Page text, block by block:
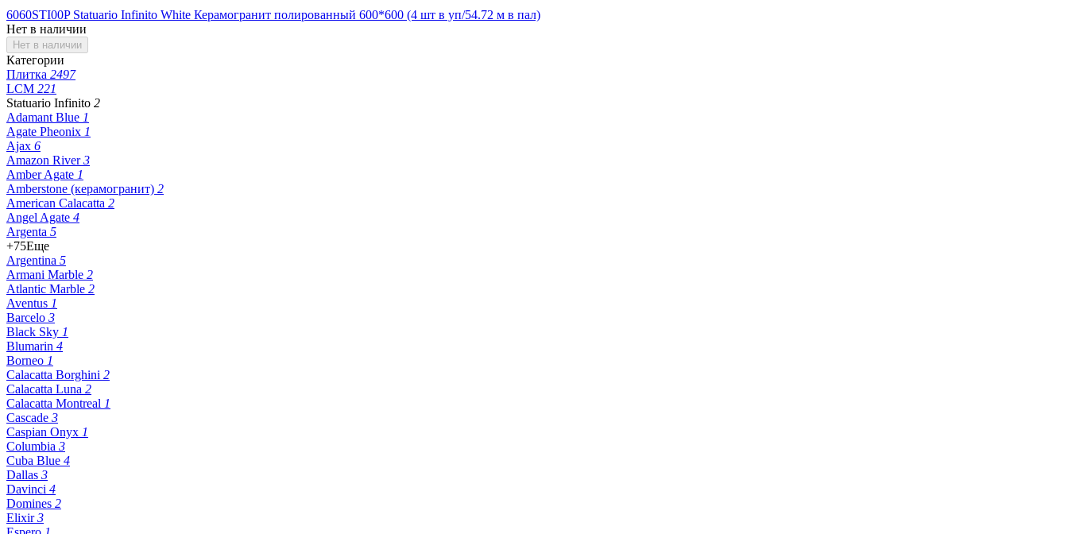
6060STI00P Statuario Infinito White Керамогранит полированный 600*600 (4 шт в уп/54.72 м в пал)
Нет в наличии
Нет в наличии
Категории
Плитка 2497
LCM 221
Statuario Infinito 2
Adamant Blue 1
Agate Pheonix 1
Ajax 6
Amazon River3
Amber Agate 1
Amberstone (керамогранит) 2
American Calacatta 2
Angel Agate 4
Argenta 5
+75Еще
Argentina 5
Armani Marble 2
Atlantic Marble 2
Aventus 1
Barcelo 3
Black Sky 1
Blumarin 4
Borneo 1
Calacatta Borghini 2
Calacatta Luna 2
Calacatta Montreal 1
Cascade 3
Caspian Onyx 1
Columbia 3
Cuba Blue 4
Dallas 3
Davinci 4
Domines 2
Elixir3